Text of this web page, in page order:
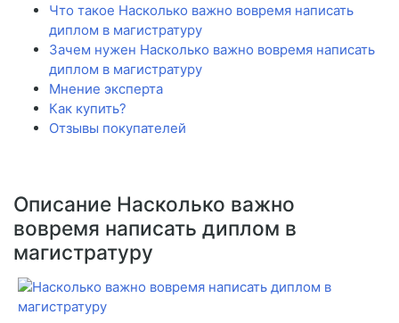
Что такое Насколько важно вовремя написать
диплом в магистратуру
Зачем нужен Насколько важно вовремя написать
диплом в магистратуру
Мнение эксперта
Как купить?
Отзывы покупателей
Описание Насколько важно
вовремя написать диплом в
магистратуру